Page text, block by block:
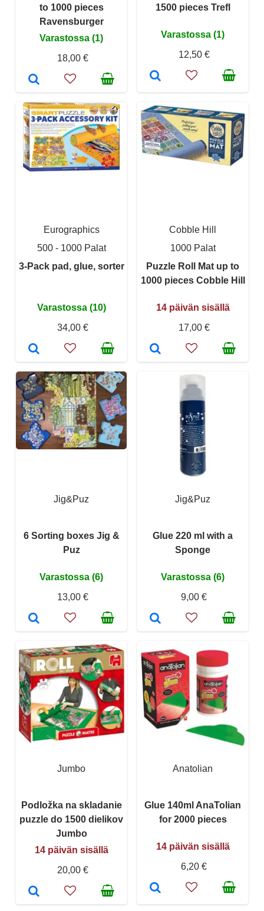
to 1000 pieces
Ravensburger
Varastossa (1)
18,00 €
1500 pieces Trefl
Varastossa (1)
12,50 €
Eurographics
500 - 1000 Palat
3-Pack pad, glue, sorter
Varastossa (10)
34,00 €
Cobble Hill
1000 Palat
Puzzle Roll Mat up to
1000 pieces Cobble Hill
14 päivän sisällä
17,00 €
Jig&Puz
6 Sorting boxes Jig &
Puz
Varastossa (6)
13,00 €
Jig&Puz
Glue 220 ml with a
Sponge
Varastossa (6)
9,00 €
Jumbo
Podložka na skladanie
puzzle do 1500 dielikov
Jumbo
14 päivän sisällä
20,00 €
Anatolian
Glue 140ml AnaTolian
for 2000 pieces
14 päivän sisällä
6,20 €